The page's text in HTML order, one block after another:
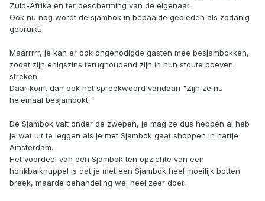
Zuid-Afrika en ter bescherming van de eigenaar.
Ook nu nog wordt de sjambok in bepaalde gebieden als zodanig
gebruikt.
Maarrrrr, je kan er ook ongenodigde gasten mee besjambokken,
zodat zijn enigszins terughoudend zijn in hun stoute boeven
streken.
Daar komt dan ook het spreekwoord vandaan "Zijn ze nu
helemaal besjambokt."
De Sjambok valt onder de zwepen, je mag ze dus hebben al heb
je wat uit te leggen als je met Sjambok gaat shoppen in hartje
Amsterdam.
Het voordeel van een Sjambok ten opzichte van een
honkbalknuppel is dat je met een Sjambok heel moeilijk botten
breek, maarde behandeling wel heel zeer doet.